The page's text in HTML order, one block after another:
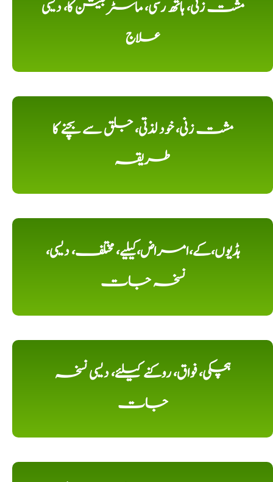
مشت زنی، ہاتھ رسی، ماسٹر بیشن کا، دیسی
علاج
مشت زنی، خود لذتی، جلق سے بچنے کا
طریقہ
ہڈیوں،کے،امراض،کیلیے، مختلف، دیسی،
نسخہ جات
ہچکی، فواق، روکنے کیلئے، دیسی نسخہ
جات